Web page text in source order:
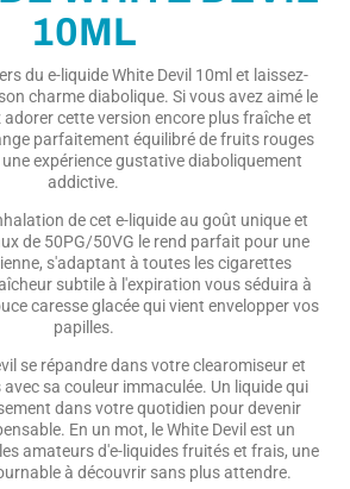
10ML
du e-liquide White Devil 10ml et laissez-
charme diabolique. Si vous avez aimé le
adorer cette version encore plus fraîche et
parfaitement équilibré de fruits rouges
expérience gustative diaboliquement
addictive.
de cet e-liquide au goût unique et
de 50PG/50VG le rend parfait pour une
s'adaptant à toutes les cigarettes
subtile à l'expiration vous séduira à
caresse glacée qui vient envelopper vos
papilles.
se répandre dans votre clearomiseur et
sa couleur immaculée. Un liquide qui
dans votre quotidien pour devenir
En un mot, le White Devil est un
amateurs d'e-liquides fruités et frais, une
à découvrir sans plus attendre.